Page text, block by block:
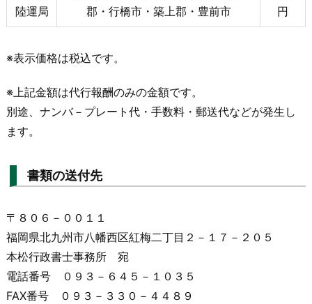
陸運局
郡・行橋市・築上郡・豊前市
円
※表示価格は税込です。
※上記金額は代行報酬のみの金額です。
別途、ナンバ－プレート代・手数料・郵送代などが発生し
ます。
書類の送付先
〒８０６－００１１
福岡県北九州市八幡西区紅梅二丁目２－１７－２０５
本松行政書士事務所 宛
電話番号 ０９３－６４５－１０３５
FAX番号 ０９３－３３０－４４８９